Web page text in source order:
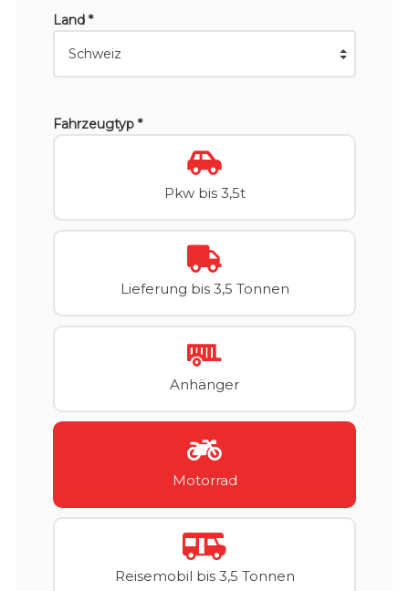
Land *
Fahrzeugtyp *
Pkw bis 3,5t
Lieferung bis 3,5 Tonnen
Anhänger
Motorrad
Reisemobil bis 3,5 Tonnen